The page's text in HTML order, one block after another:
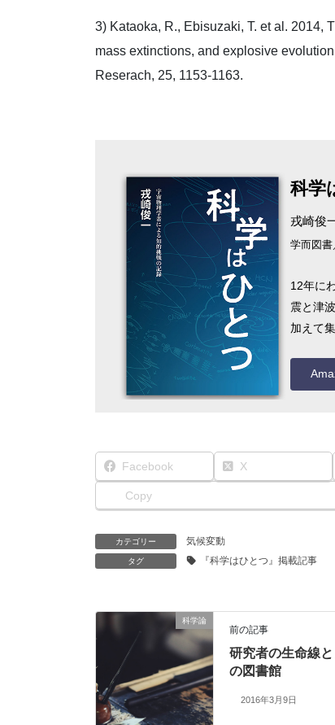
3) Kataoka, R., Ebisuzaki, T. et al. 2014,
mass extinctions, and explosive
Reserach, 25, 1153-1163.
科学
戎崎俊
学而図書
12年に
震と津
加えて
Facebook X
Copy
カテゴリー 気候変動
タグ 『科学はひとつ』掲載記事
科学論
前の記事
研究者の生命線
の図書館
2016年3月9日